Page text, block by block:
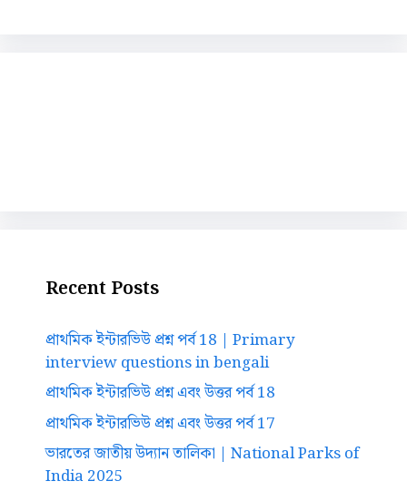
Recent Posts
প্রাথমিক ইন্টারভিউ প্রশ্ন পর্ব 18 | Primary
interview questions in bengali
প্রাথমিক ইন্টারভিউ প্রশ্ন এবং উত্তর পর্ব 18
প্রাথমিক ইন্টারভিউ প্রশ্ন এবং উত্তর পর্ব 17
ভারতের জাতীয় উদ্যান তালিকা | National Parks of
India 2025